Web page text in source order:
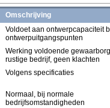
Omschrijving
Voldoet aan ontwerpcapaciteit
ontwerpuitgangspunten
Werking voldoende
rustige bedrijf, geen klachten
Volgens specificaties
Normaal, bij normale
bedrijfsomstandigheden